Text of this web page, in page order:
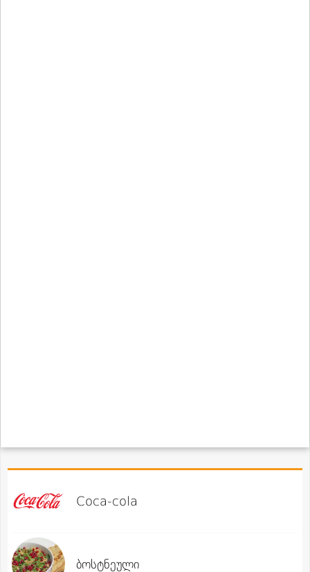
Coca-cola
ბოსტნეული